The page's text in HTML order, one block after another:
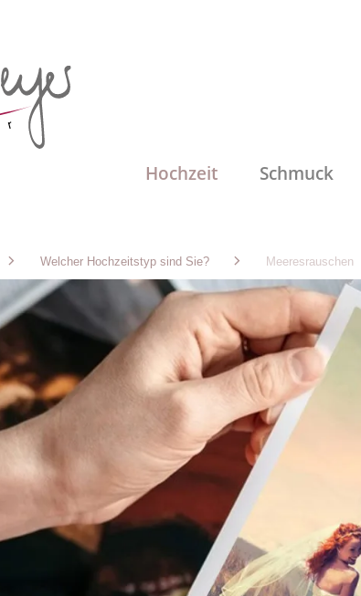
Hochzeit Schmuck
Welcher Hochzeitstyp sind Sie? Meeresrauschen